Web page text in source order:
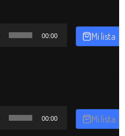
00:00 Mi lista
00:00 Mi lista